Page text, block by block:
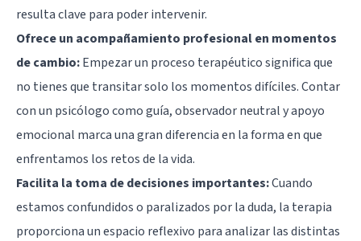
resulta clave para poder intervenir.
Ofrece un acompañamiento profesional en momentos
de cambio:Empezar un proceso terapéutico significa que
no tienes que transitar solo los momentos difíciles. Contar
con un psicólogo como guía, observador neutral y apoyo
emocional marca una gran diferencia en la forma en que
enfrentamos los retos de la vida.
Facilita la toma de decisiones importantes:Cuando
estamos confundidos o paralizados por la duda, la terapia
proporciona un espacio reflexivo para analizar las distintas